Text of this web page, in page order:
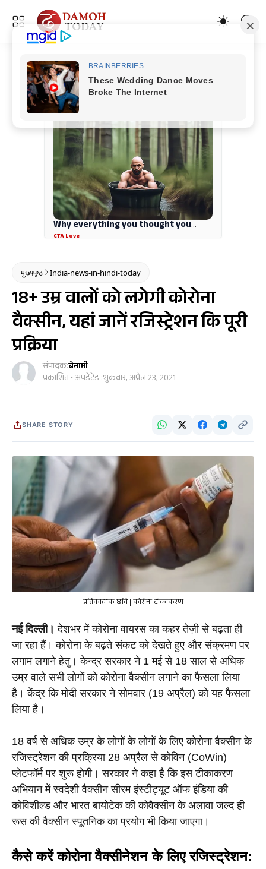
ADVERTISEMENT
मुख्यपृष्ठ India-news-in-hindi-today
18+ उम्र वालों को लगेगी कोरोना
वैक्सीन, यहां जानें रजिस्ट्रेशन कि पूरी
प्रक्रिया
संपादक:बेनामी
प्रकाशित • अपडेटेड :शुक्रवार, अप्रैल 23, 2021
SHARE STORY
प्रतिकात्मक छवि | कोरोना टीकाकरण
नई दिल्ली। देशभर में कोरोना वायरस का कहर तेज़ी से बढ़ता ही
जा रहा हैं। कोरोना के बढ़ते संकट को देखते हुए और संक्रमण पर
लगाम लगाने हेतु। केन्द्र सरकार ने 1 मई से 18 साल से अधिक
उम्र वाले सभी लोगों को कोरोना वैक्सीन लगाने का फैसला लिया
है। केंद्र कि मोदी सरकार ने सोमवार (19 अप्रैल) को यह फैसला
लिया है।
18 वर्ष से अधिक उम्र के लोगों के लोगों के लिए कोरोना वैक्सीन के
रजिस्ट्रेशन की प्रक्रिया 28 अप्रैल से कोविन (CoWin)
प्लेटफॉर्म पर शुरू होगी। सरकार ने कहा है कि इस टीकाकरण
अभियान में स्वदेशी वैक्सीन सीरम इंस्टीट्यूट ऑफ इंडिया की
कोविशील्ड और भारत बायोटेक की कोवैक्सीन के अलावा जल्द ही
रूस की वैक्सीन स्पूतनिक का प्रयोग भी किया जाएगा।
कैसे करें कोरोना वैक्सीनेशन के लिए रजिस्ट्रेशन: